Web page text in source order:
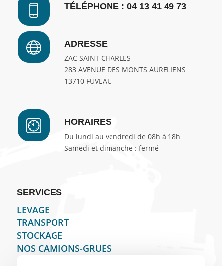
TÉLÉPHONE : 04 13 41 49 73
ADRESSE
ZAC SAINT CHARLES
283 AVENUE DES MONTS AURELIENS
13710 FUVEAU
HORAIRES
Du lundi au vendredi de 08h à 18h
Samedi et dimanche : fermé
SERVICES
LEVAGE
TRANSPORT
STOCKAGE
NOS CAMIONS-GRUES